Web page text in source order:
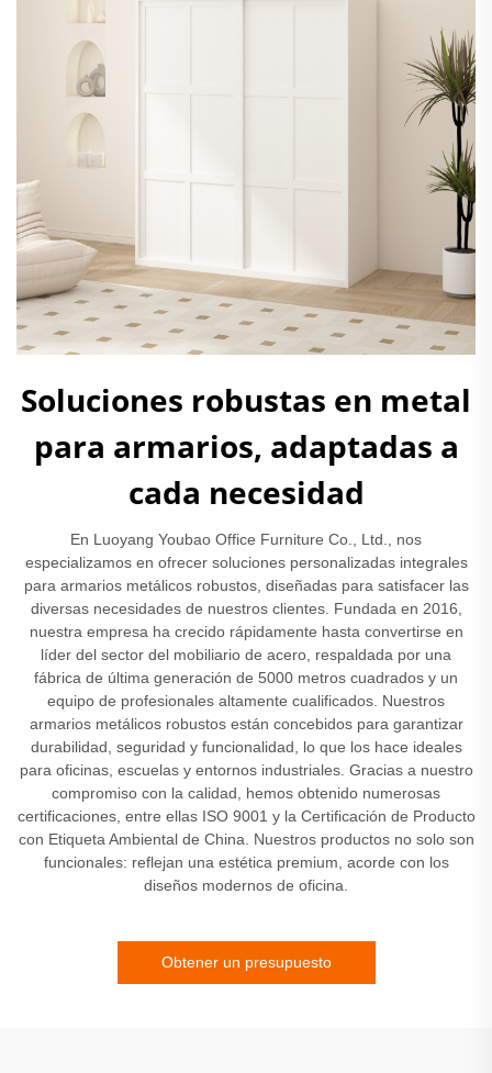
Soluciones robustas en metal
para armarios, adaptadas a
cada necesidad
En Luoyang Youbao Office Furniture Co., Ltd., nos
especializamos en ofrecer soluciones personalizadas integrales
para armarios metálicos robustos, diseñadas para satisfacer las
diversas necesidades de nuestros clientes. Fundada en 2016,
nuestra empresa ha crecido rápidamente hasta convertirse en
líder del sector del mobiliario de acero, respaldada por una
fábrica de última generación de 5000 metros cuadrados y un
equipo de profesionales altamente cualificados. Nuestros
armarios metálicos robustos están concebidos para garantizar
durabilidad, seguridad y funcionalidad, lo que los hace ideales
para oficinas, escuelas y entornos industriales. Gracias a nuestro
compromiso con la calidad, hemos obtenido numerosas
certificaciones, entre ellas ISO 9001 y la Certificación de Producto
con Etiqueta Ambiental de China. Nuestros productos no solo son
funcionales: reflejan una estética premium, acorde con los
diseños modernos de oficina.
Obtener un presupuesto